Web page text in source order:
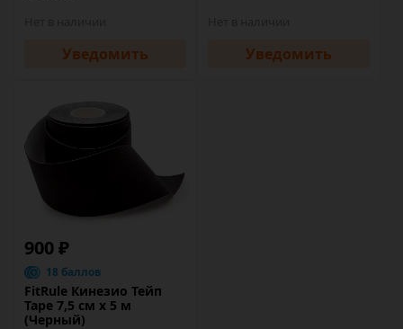
Уведомить Уведомить
900 ₽
18 баллов
FitRule Кинезио Тейп
Tape 7,5 cм х 5 м
(Черный)